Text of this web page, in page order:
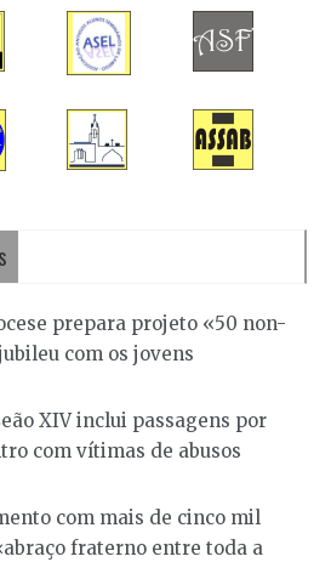
prepara projeto «50 non-
com os jovens
XIV inclui passagens por
com vítimas de abusos
com mais de cinco mil
fraterno entre toda a